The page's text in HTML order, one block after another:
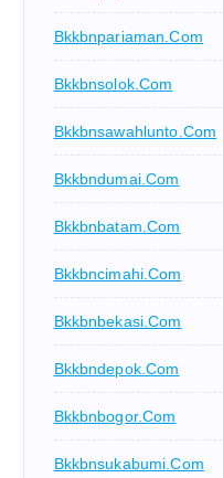
Bkkbnpariaman.com
Bkkbnsolok.com
Bkkbnsawahlunto.com
Bkkbndumai.com
Bkkbnbatam.com
Bkkbncimahi.com
Bkkbnbekasi.com
Bkkbndepok.com
Bkkbnbogor.com
Bkkbnsukabumi.com